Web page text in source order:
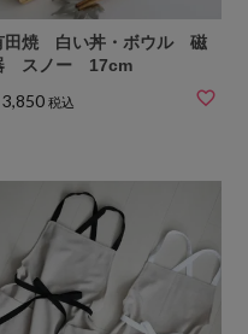
田焼 白い丼・ボウル 磁
スノー 17cm
3,850 税込